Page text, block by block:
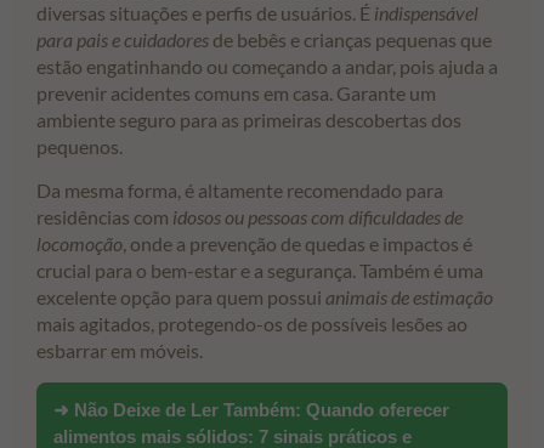
diversas situações e perfis de usuários. É indispensável
para pais e cuidadores de bebês e crianças pequenas que
estão engatinhando ou começando a andar, pois ajuda a
prevenir acidentes comuns em casa. Garante um
ambiente seguro para as primeiras descobertas dos
pequenos.
Da mesma forma, é altamente recomendado para
residências com idosos ou pessoas com dificuldades de
locomoção, onde a prevenção de quedas e impactos é
crucial para o bem-estar e a segurança. Também é uma
excelente opção para quem possui animais de estimação
mais agitados, protegendo-os de possíveis lesões ao
esbarrar em móveis.
➜ Não Deixe de Ler Também: Quando oferecer
alimentos mais sólidos: 7 sinais práticos e